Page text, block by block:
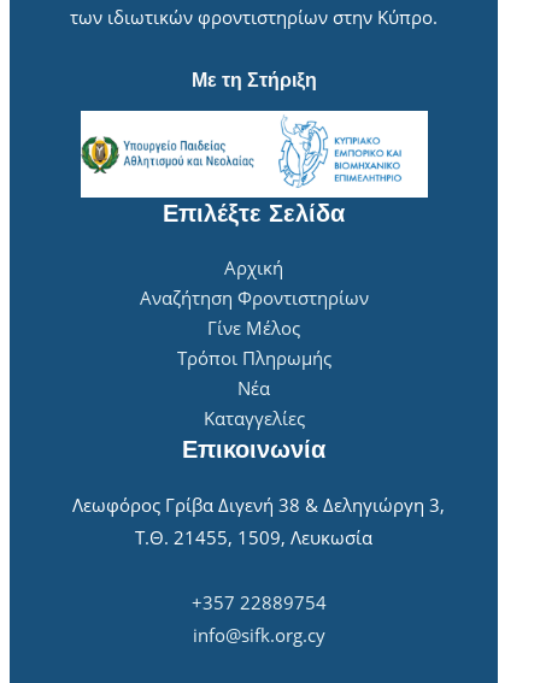
των ιδιωτικών φροντιστηρίων στην Κύπρο.
Με τη Στήριξη
Επιλέξτε Σελίδα
Αρχική
Αναζήτηση Φροντιστηρίων
Γίνε Μέλος
Τρόποι Πληρωμής
Νέα
Καταγγελίες
Επικοινωνία
Λεωφόρος Γρίβα Διγενή 38 & Δεληγιώργη 3,
Τ.Θ. 21455, 1509, Λευκωσία
+357 22889754
info@sifk.org.cy